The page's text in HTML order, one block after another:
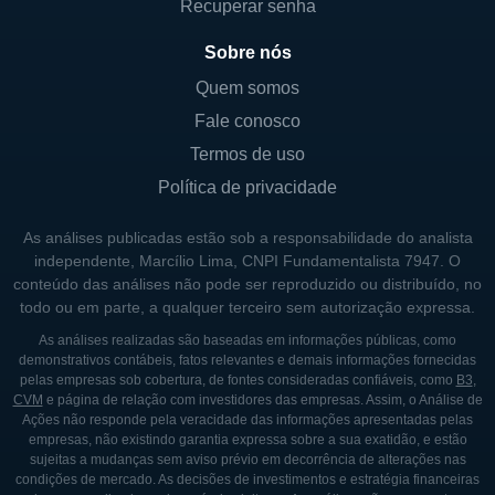
da Allot ainda maior. O aumento do trabalho
remoto e o crescimento do uso de serviços
online criaram a necessidade de soluções
mais robustas em segurança e
HISTÓRICO DA ALLOT
A Allot foi fundada em 1999 em Hod
Hasharon, Israel, com o intuito de
desenvolver soluções inovadoras para
otimizar o tráfego em redes de
telecomunicações. Desde sua fundação, a
empresa se destacou por seu compromisso
em melhorar a eficiência das redes e garantir
Recuperar senha
Sobre nós
Quem somos
Fale conosco
Termos de uso
Política de privacidade
As análises publicadas estão sob a responsabilidade do analista
independente, Marcílio Lima, CNPI Fundamentalista 7947. O
conteúdo das análises não pode ser reproduzido ou distribuído, no
todo ou em parte, a qualquer terceiro sem autorização expressa.
As análises realizadas são baseadas em informações públicas, como
demonstrativos contábeis, fatos relevantes e demais informações fornecidas
pelas empresas sob cobertura, de fontes consideradas confiáveis, como B3,
CVM e página de relação com investidores das empresas. Assim, o Análise de
Ações não responde pela veracidade das informações apresentadas pelas
empresas, não existindo garantia expressa sobre a sua exatidão, e estão
sujeitas a mudanças sem aviso prévio em decorrência de alterações nas
condições de mercado. As decisões de investimentos e estratégia financeiras